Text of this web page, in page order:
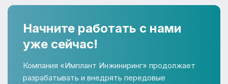
Начните работать с нами
уже сейчас!
Компания «Имплант Инжиниринг» продолжает
разрабатывать и внедрять передовые